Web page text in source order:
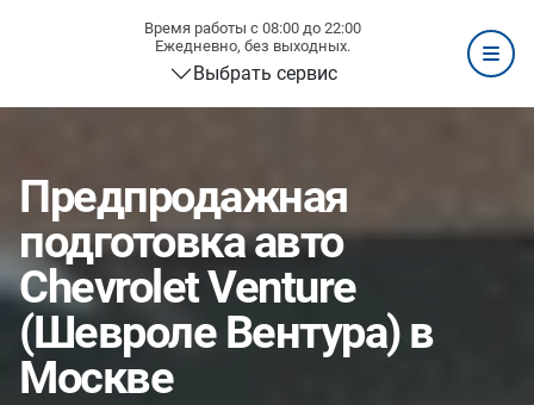
Время работы с 08:00 до 22:00
Ежедневно, без выходных.
Выбрать сервис
Предпродажная
подготовка авто
Chevrolet Venture
(Шевроле Вентура) в
Москве